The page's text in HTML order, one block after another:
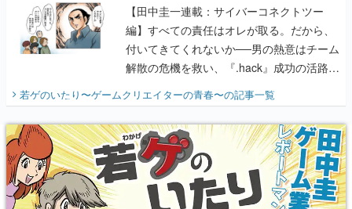
【田中圭一連載：サイバーコネクトツー
編】すべての責任はオレが取る。だから、
付いてきてくれないか──男の熱意はチーム
解散の危機を救い、『.hack』成功の活路を
『少年ジャンプ』色だった【若ゲのいた
り】
若ゲのいたり〜ゲームクリエイターの青春〜の記事一覧